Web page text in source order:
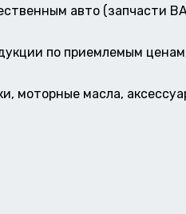
авто (запчасти
по приемлемым
моторные масла,